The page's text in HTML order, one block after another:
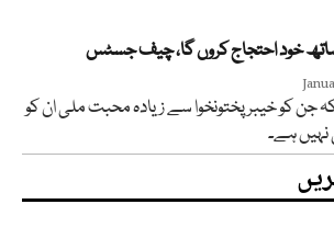
ساتھ خود احتجاج کروں گا، چیف جسٹس
کو خیبر پختونخوا سے زیادہ محبت ملی ان کو
ہے۔